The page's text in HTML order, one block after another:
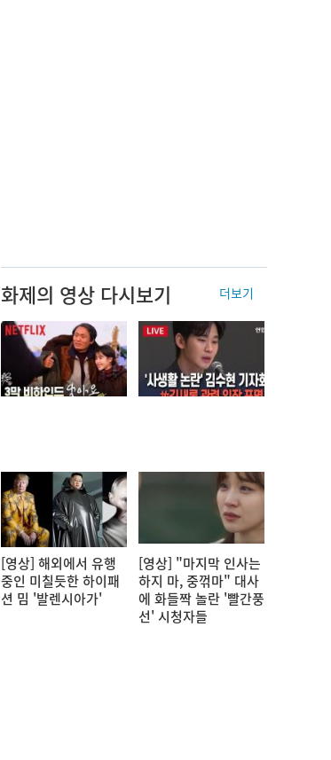
화제의 영상 다시보기 더보기
[영상] 해외에서 유행
중인 미칠듯한 하이패
션 밈 '발렌시아가'
[영상] "마지막 인사는
하지 마, 중꺾마" 대사
에 화들짝 놀란 '빨간풍
선' 시청자들